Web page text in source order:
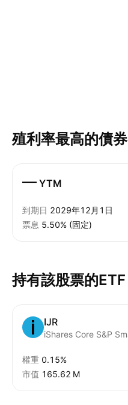
殖利率最高的債券
— YTM
到期日 2029年12月1日
票息 5.50% (固定)
持有該股票的ETF
IJR
權重 0.15%
市值 ‪165.62 M‬